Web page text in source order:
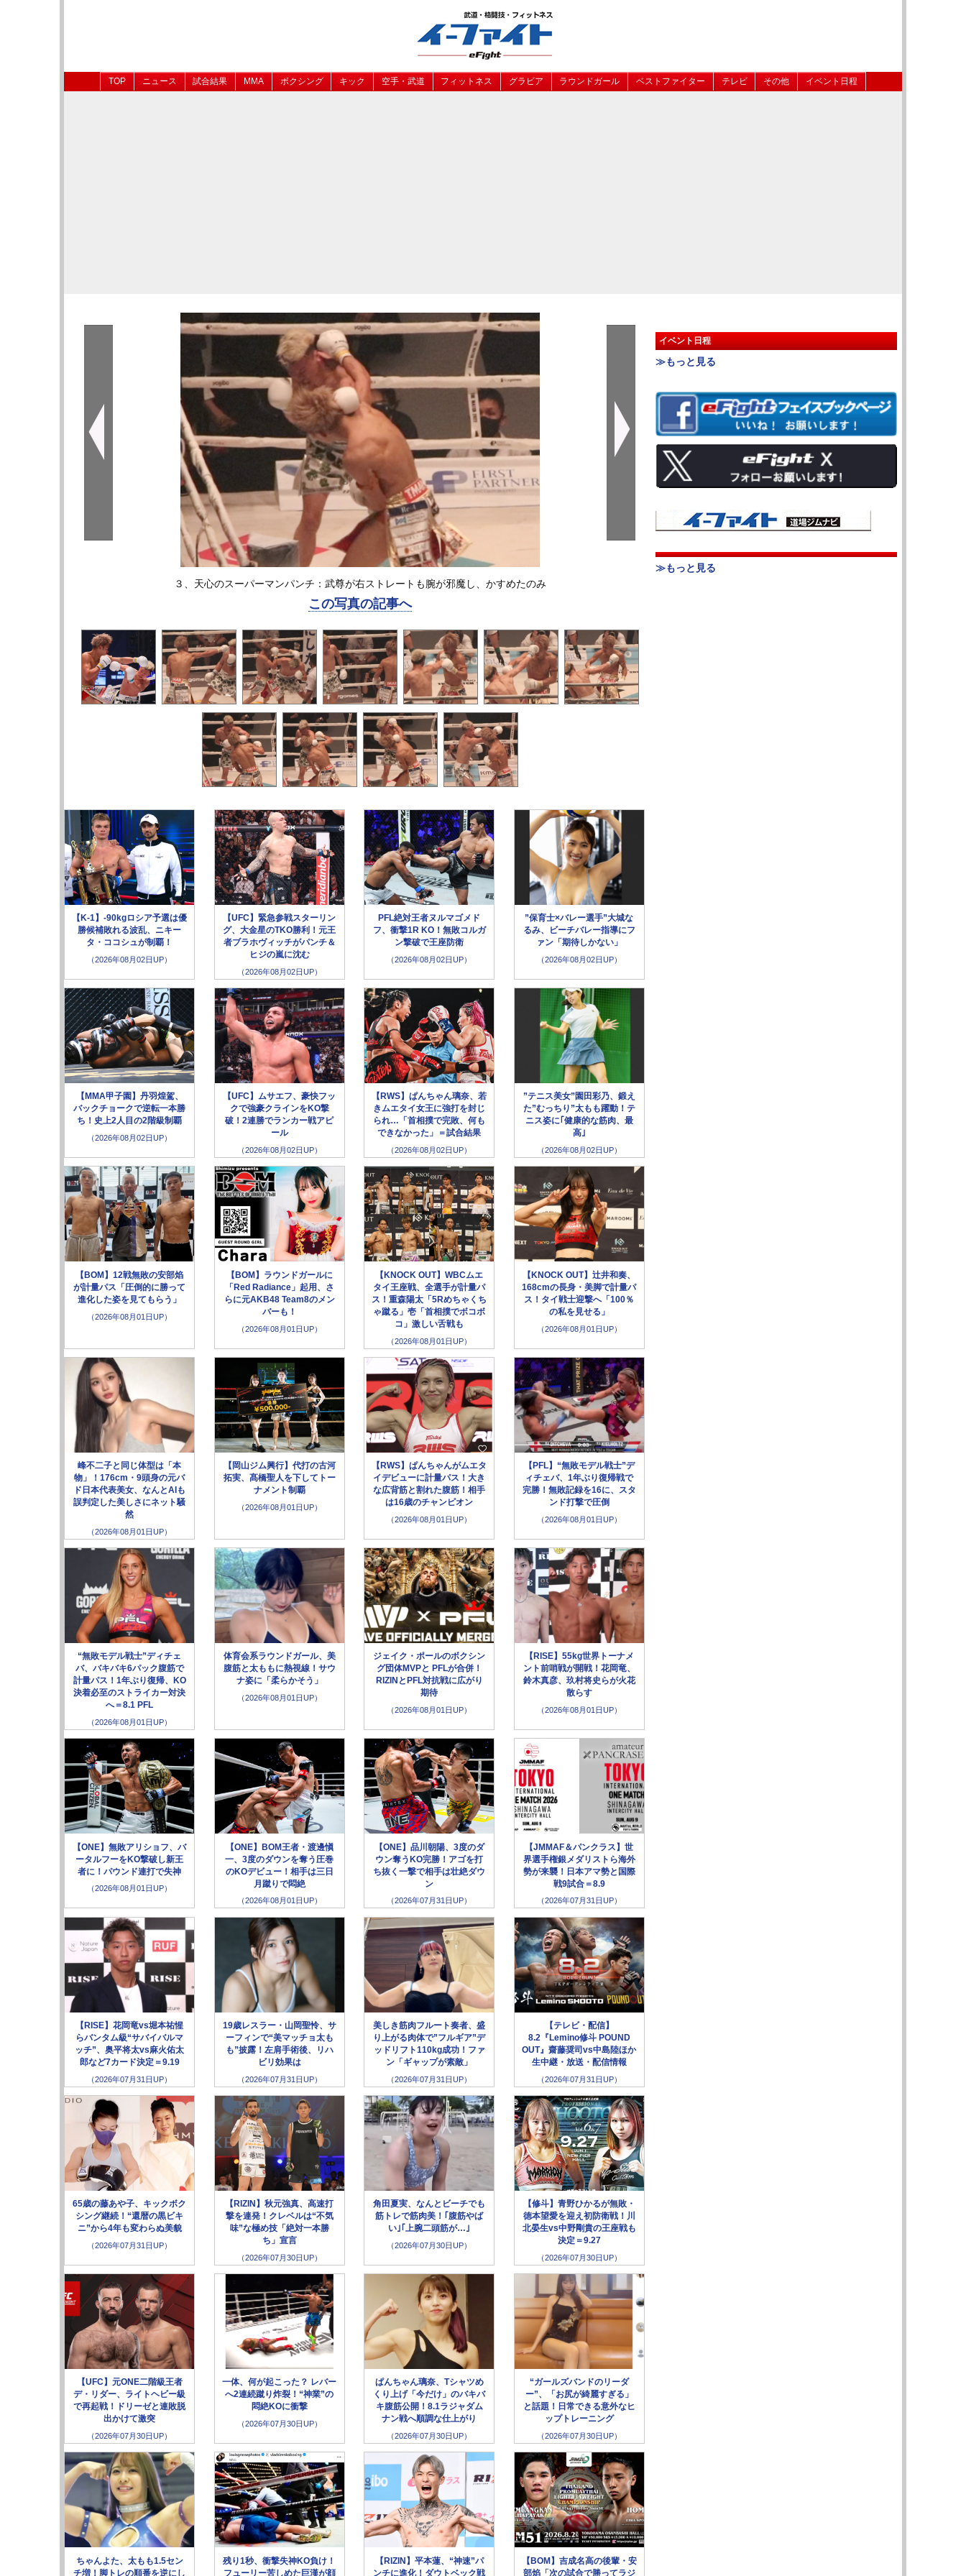
TOP ニュース 試合結果 MMA ボクシング キック 空手・武道 フィットネス グラビア ラウンドガール ベストファイター テレビ その他 イベント日程
３、天心のスーパーマンパンチ：武尊が右ストレートも腕が邪魔し、かすめたのみ
この写真の記事へ
【K-1】-90kgロシア予選は優
勝候補敗れる波乱、ニキー
タ・ココシュが制覇！
（2026年08月02日UP）
【UFC】緊急参戦スターリン
グ、大金星のTKO勝利！元王
者ブラホヴィッチがパンチ＆
ヒジの嵐に沈む
（2026年08月02日UP）
PFL絶対王者ヌルマゴメド
フ、衝撃1R KO！無敗コルガ
ン撃破で王座防衛
（2026年08月02日UP）
”保育士×バレー選手”大城な
るみ、ビーチバレー指導にフ
ァン「期待しかない」
（2026年08月02日UP）
【MMA甲子園】丹羽煌駕、
バックチョークで逆転一本勝
ち！史上2人目の2階級制覇
（2026年08月02日UP）
【UFC】ムサエフ、豪快フッ
クで強豪クラインをKO撃
破！2連勝でランカー戦アピ
ール
（2026年08月02日UP）
【RWS】ぱんちゃん璃奈、若
きムエタイ女王に強打を封じ
られ…「首相撲で完敗、何も
できなかった」＝試合結果
（2026年08月02日UP）
”テニス美女”園田彩乃、鍛え
た”むっちり”太もも躍動！テ
ニス姿に｢健康的な筋肉、最
高｣
（2026年08月02日UP）
【BOM】12戦無敗の安部焰
が計量パス「圧倒的に勝って
進化した姿を見てもらう」
（2026年08月01日UP）
【BOM】ラウンドガールに
「Red Radiance」起用、さ
らに元AKB48 Team8のメン
バーも！
（2026年08月01日UP）
【KNOCK OUT】WBCムエ
タイ王座戦、全選手が計量パ
ス！重森陽太「5Rめちゃくち
ゃ蹴る」壱「首相撲でボコボ
コ」激しい舌戦も
（2026年08月01日UP）
【KNOCK OUT】辻井和奏、
168cmの長身・美脚で計量パ
ス！タイ戦士迎撃へ「100％
の私を見せる」
（2026年08月01日UP）
峰不二子と同じ体型は「本
物」！176cm・9頭身の元バ
ド日本代表美女、なんとAIも
誤判定した美しさにネット騒
然
（2026年08月01日UP）
【岡山ジム興行】代打の古河
拓実、髙橋聖人を下してトー
ナメント制覇
（2026年08月01日UP）
【RWS】ぱんちゃんがムエタ
イデビューに計量パス！大き
な広背筋と割れた腹筋！相手
は16歳のチャンピオン
（2026年08月01日UP）
【PFL】“無敗モデル戦士”デ
ィチェバ、1年ぶり復帰戦で
完勝！無敗記録を16に、スタ
ンド打撃で圧倒
（2026年08月01日UP）
“無敗モデル戦士”ディチェ
バ、バキバキ6パック腹筋で
計量パス！1年ぶり復帰、KO
決着必至のストライカー対決
へ＝8.1 PFL
（2026年08月01日UP）
体育会系ラウンドガール、美
腹筋と太ももに熱視線！サウ
ナ姿に「柔らかそう」
（2026年08月01日UP）
ジェイク・ポールのボクシン
グ団体MVPと PFLが合併！
RIZINとPFL対抗戦に広がり
期待
（2026年08月01日UP）
【RISE】55kg世界トーナメ
ント前哨戦が開戦！花岡竜、
鈴木真彦、玖村将史らが火花
散らす
（2026年08月01日UP）
【ONE】無敗アリショフ、バ
ータルフーをKO撃破し新王
者に！パウンド連打で失神
（2026年08月01日UP）
【ONE】BOM王者・渡邊愼
一、3度のダウンを奪う圧巻
のKOデビュー！相手は三日
月蹴りで悶絶
（2026年08月01日UP）
【ONE】品川朝陽、3度のダ
ウン奪うKO完勝！アゴを打
ち抜く一撃で相手は壮絶ダウ
ン
（2026年07月31日UP）
【JMMAF＆パンクラス】世
界選手権銀メダリストら海外
勢が来襲！日本アマ勢と国際
戦9試合＝8.9
（2026年07月31日UP）
【RISE】花岡竜vs堀本祐惺
らバンタム級“サバイバルマ
ッチ”、奥平将太vs麻火佑太
郎など7カード決定＝9.19
（2026年07月31日UP）
19歳レスラー・山岡聖怜、サ
ーフィンで“美マッチョ太も
も”披露！左肩手術後、リハ
ビリ効果は
（2026年07月31日UP）
美しき筋肉フルート奏者、盛
り上がる肉体で”フルギア”デ
ッドリフト110kg成功！ファ
ン「ギャップが素敵」
（2026年07月31日UP）
【テレビ・配信】
8.2『Lemino修斗 POUND
OUT』齋藤奨司vs中島陸ほか
生中継・放送・配信情報
（2026年07月31日UP）
65歳の藤あや子、キックボク
シング継続！“還暦の黒ビキ
ニ”から4年も変わらぬ美貌
（2026年07月31日UP）
【RIZIN】秋元強真、高速打
撃を連発！クレベルは“不気
味”な極め技「絶対一本勝
ち」宣言
（2026年07月30日UP）
角田夏実、なんとビーチでも
筋トレで筋肉美！｢腹筋やば
い｣｢上腕二頭筋が…｣
（2026年07月30日UP）
【修斗】青野ひかるが無敗・
徳本望愛を迎え初防衛戦！川
北晏生vs中野剛貴の王座戦も
決定＝9.27
（2026年07月30日UP）
【UFC】元ONE二階級王者
デ・リダー、ライトヘビー級
で再起戦！ドリーゼと連敗脱
出かけて激突
（2026年07月30日UP）
一体、何が起こった？ レバー
へ2連続蹴り炸裂！“神業”の
悶絶KOに衝撃
（2026年07月30日UP）
ぱんちゃん璃奈、Tシャツめ
くり上げ「今だけ」のバキバ
キ腹筋公開！8.1ラジャダム
ナン戦へ順調な仕上がり
（2026年07月30日UP）
“ガールズバンドのリーダ
ー”、「お尻が綺麗すぎる」
と話題！日常できる意外なヒ
ップトレーニング
（2026年07月30日UP）
ちゃんよた、太もも1.5セン
チ増！脚トレの順番を逆にし
残り1秒、衝撃失神KO負け！
フューリー苦しめた巨漢が顔
【RIZIN】平本蓮、“神速”パ
ンチに進化！ダウトベック戦
【BOM】吉成名高の後輩・安
部焰「次の試合で勝ってラジ
イベント日程
≫もっと見る
≫もっと見る